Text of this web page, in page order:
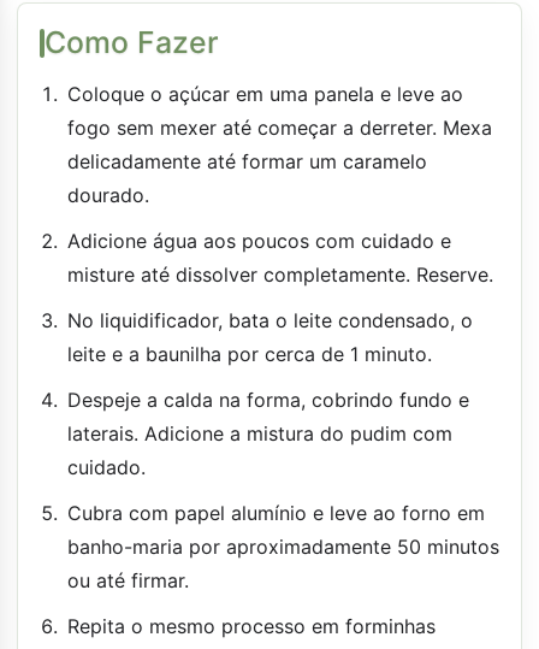
Como Fazer
Coloque o açúcar em uma panela e leve ao
fogo sem mexer até começar a derreter. Mexa
delicadamente até formar um caramelo
dourado.
Adicione água aos poucos com cuidado e
misture até dissolver completamente. Reserve.
No liquidificador, bata o leite condensado, o
leite e a baunilha por cerca de 1 minuto.
Despeje a calda na forma, cobrindo fundo e
laterais. Adicione a mistura do pudim com
cuidado.
Cubra com papel alumínio e leve ao forno em
banho-maria por aproximadamente 50 minutos
ou até firmar.
Repita o mesmo processo em forminhas